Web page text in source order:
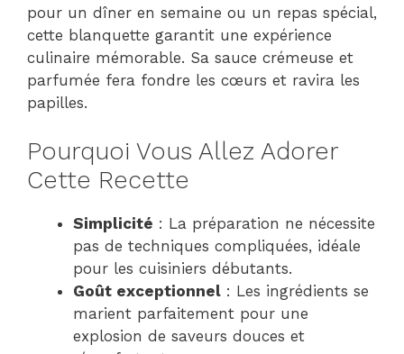
pour un dîner en semaine ou un repas spécial,
cette blanquette garantit une expérience
culinaire mémorable. Sa sauce crémeuse et
parfumée fera fondre les cœurs et ravira les
papilles.
Pourquoi Vous Allez Adorer
Cette Recette
Simplicité : La préparation ne nécessite
pas de techniques compliquées, idéale
pour les cuisiniers débutants.
Goût exceptionnel : Les ingrédients se
marient parfaitement pour une
explosion de saveurs douces et